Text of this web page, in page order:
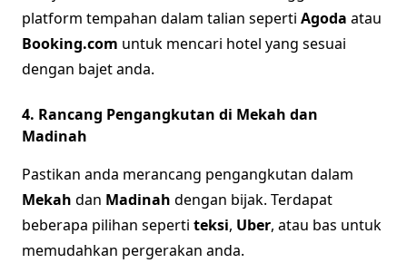
platform tempahan dalam talian seperti Agoda atau
Booking.com untuk mencari hotel yang sesuai
dengan bajet anda.
4. Rancang Pengangkutan di Mekah dan
Madinah
Pastikan anda merancang pengangkutan dalam
Mekah dan Madinah dengan bijak. Terdapat
beberapa pilihan seperti teksi, Uber, atau bas untuk
memudahkan pergerakan anda.